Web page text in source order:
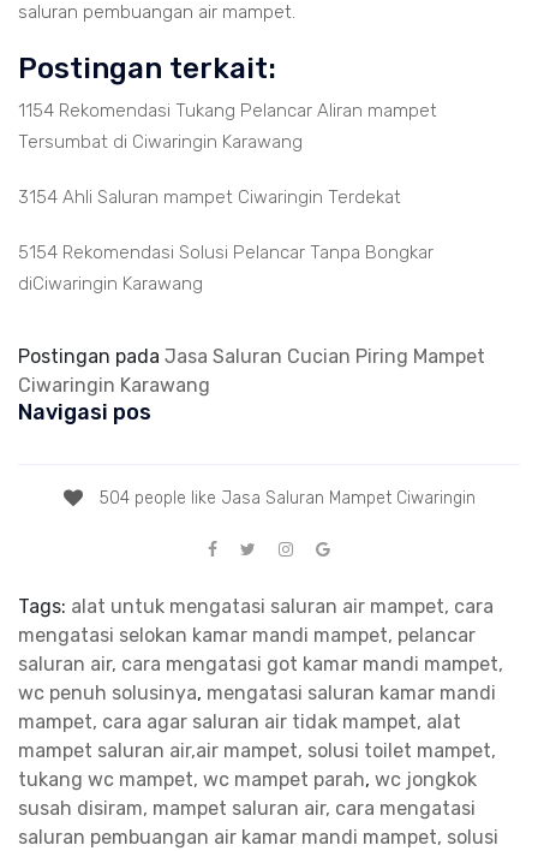
saluran pembuangan air mampet.
Postingan terkait:
1154 Rekomendasi Tukang Pelancar Aliran mampet
Tersumbat di Ciwaringin Karawang
3154 Ahli Saluran mampet Ciwaringin Terdekat
5154 Rekomendasi Solusi Pelancar Tanpa Bongkar
diCiwaringin Karawang
Postingan pada Jasa Saluran Cucian Piring Mampet
Ciwaringin Karawang
Navigasi pos
504 people like Jasa Saluran Mampet Ciwaringin
Tags: alat untuk mengatasi saluran air mampet, cara
mengatasi selokan kamar mandi mampet, pelancar
saluran air, cara mengatasi got kamar mandi mampet,
wc penuh solusinya, mengatasi saluran kamar mandi
mampet, cara agar saluran air tidak mampet, alat
mampet saluran air,air mampet, solusi toilet mampet,
tukang wc mampet, wc mampet parah, wc jongkok
susah disiram, mampet saluran air, cara mengatasi
saluran pembuangan air kamar mandi mampet, solusi